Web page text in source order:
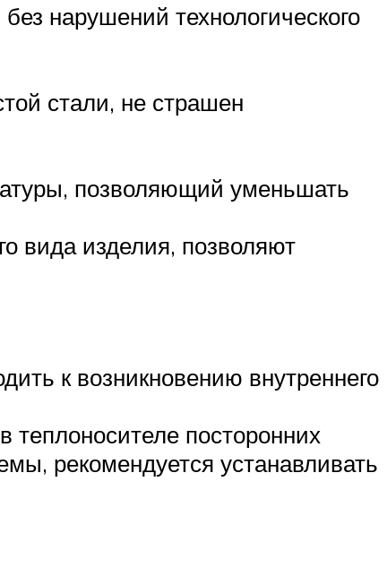
нарушений технологического
стали, не страшен
позволяющий уменьшать
вида изделия, позволяют
к возникновению внутреннего
посторонних
рекомендуется устанавливать